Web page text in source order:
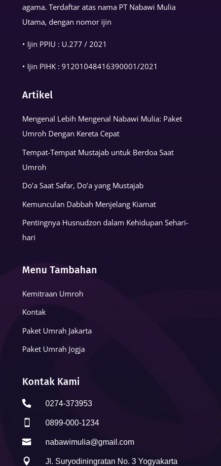
agama. Terdaftar atas nama PT Nabawi Mulia
Utama, dengan nomor ijin
• Ijin PPIU : U.277 / 2021
• Ijin PIHK : 91201048416390001/2021
Artikel
Mengenal Lebih Mengenal Nabawi Mulia: Paket
Umroh Dengan Kereta Cepat
Tempat-Tempat Mustajab untuk Berdoa Saat
Umroh
Do’a Saat Safar, Do’a yang Mustajab
Kemunculan Dabbah Menjelang Kiamat
Pentingnya Husnudzon dalam Kehidupan Sehari-
hari
Menu Tambahan
Kemitraan Umroh
Kontak
Paket Umrah Jakarta
Paket Umrah Jogja
Kontak Kami
 0274-373953
 0899-000-1234
 nabawimulia@gmail.com
 Jl. Suryodiningratan No. 3 Yogyakarta